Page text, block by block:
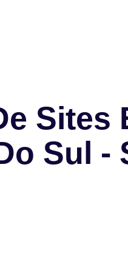
Sites
Sul -